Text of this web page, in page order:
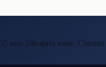
sous 24h après visite.